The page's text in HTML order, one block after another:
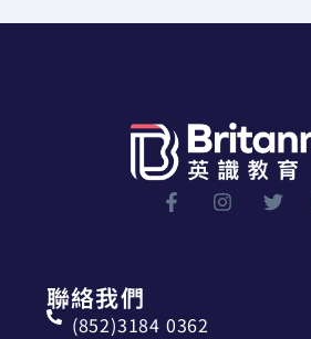
聯絡我們
(852)3184 0362